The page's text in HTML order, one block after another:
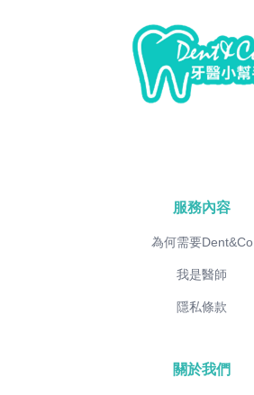
服務內容
為何需要Dent&Co
我是醫師
隱私條款
關於我們